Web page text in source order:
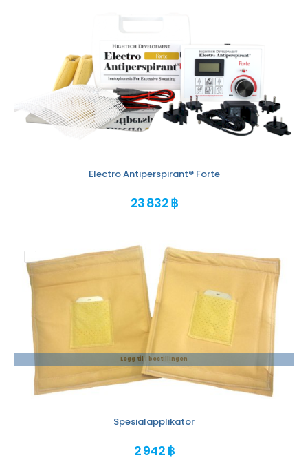
Electro Antiperspirant® Forte
23 832 ฿
Legg til i bestillingen
Spesialapplikator
2 942 ฿